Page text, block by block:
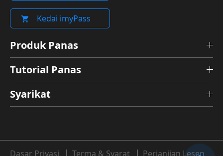
Kedai imyPass
Produk Panas
Tutorial Panas
Syarikat
Dasar Privasi Terma & Syarat Perjanjian Lesen